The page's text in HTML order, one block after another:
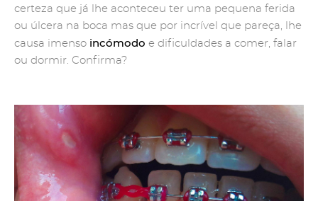
certeza que já lhe aconteceu ter uma pequena ferida
ou úlcera na boca mas que por incrível que pareça, lhe
causa imenso incómodo e dificuldades a comer, falar
ou dormir. Confirma?